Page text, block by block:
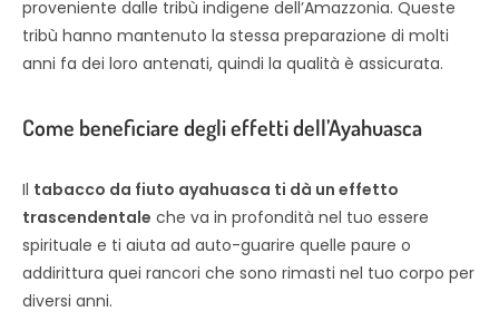
proveniente dalle tribù indigene dell’Amazzonia. Queste
tribù hanno mantenuto la stessa preparazione di molti
anni fa dei loro antenati, quindi la qualità è assicurata.
Come beneficiare degli effetti dell’Ayahuasca
Il tabacco da fiuto ayahuasca ti dà un effetto
trascendentale che va in profondità nel tuo essere
spirituale e ti aiuta ad auto-guarire quelle paure o
addirittura quei rancori che sono rimasti nel tuo corpo per
diversi anni.